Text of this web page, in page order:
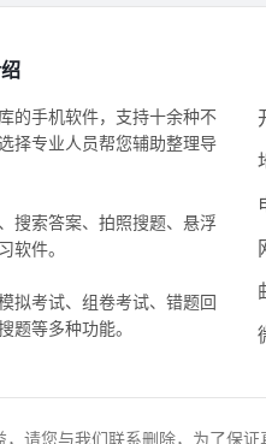
的手机软件，支持十余种不
择专业人员帮您辅助整理导
搜索答案、拍照搜题、悬浮
软件。
拟考试、组卷考试、错题回
题等多种功能。
请您与我们联系删除，为了保证